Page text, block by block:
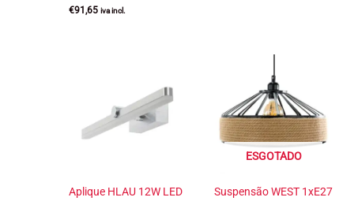
€91,65 iva incl.
Aplique HLAU 12W LED
ESGOTADO
Suspensão WEST 1xE27